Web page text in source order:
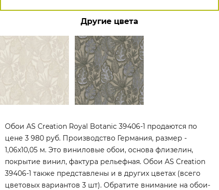
Другие цвета
Обои AS Creation Royal Botanic 39406-1 продаются по
цене 3 980 руб. Производство Германия, размер -
1,06x10,05 м. Это виниловые обои, основа флизелин,
покрытие винил, фактура рельефная. Обои AS Creation
39406-1 также представлены и в других цветах (всего
цветовых вариантов 3 шт). Обратите внимание на обои-